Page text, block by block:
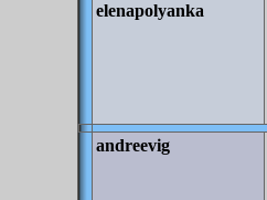
elenapolyanka
andreevig